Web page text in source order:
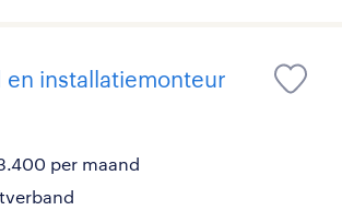
en installatiemonteur
per maand